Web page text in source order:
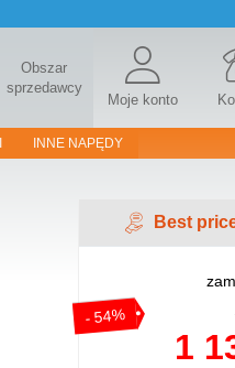
Obszar
sprzedawcy
Moje konto
INNE NAPĘDY
Best
- 54%
1